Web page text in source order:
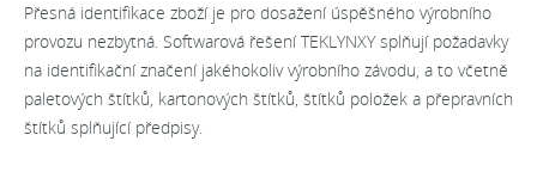
Přesná identifikace zboží je pro dosažení úspěšného výrobního
provozu nezbytná. Softwarová řešení TEKLYNXY splňují požadavky
na identifikační značení jakéhokoliv výrobního závodu, a to včetně
paletových štítků, kartonových štítků, štítků položek a přepravních
štítků splňující předpisy.